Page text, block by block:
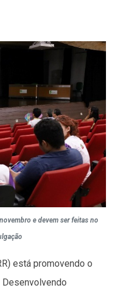
e devem ser feitas no
está promovendo o